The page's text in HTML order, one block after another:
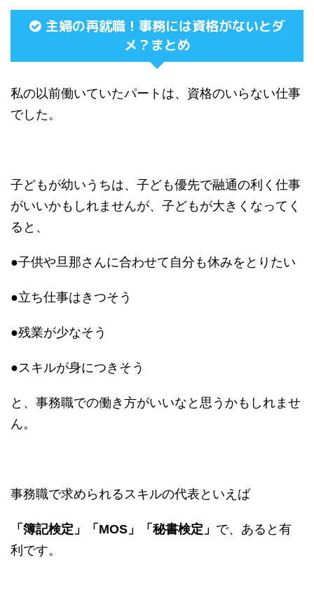
主婦の再就職！事務には資格がないとダ
メ？まとめ
私の以前働いていたパートは、資格のいらない仕事
でした。
子どもが幼いうちは、子ども優先で融通の利く仕事
がいいかもしれませんが、子どもが大きくなってく
ると、
●子供や旦那さんに合わせて自分も休みをとりたい
●立ち仕事はきつそう
●残業が少なそう
●スキルが身につきそう
と、事務職での働き方がいいなと思うかもしれませ
ん。
事務職で求められるスキルの代表といえば
「簿記検定」「MOS」「秘書検定」 で、あると有
利です。